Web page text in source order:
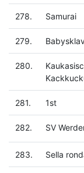
278. Samurai
279.
280.
281. 1st
282. SV
283. Sella